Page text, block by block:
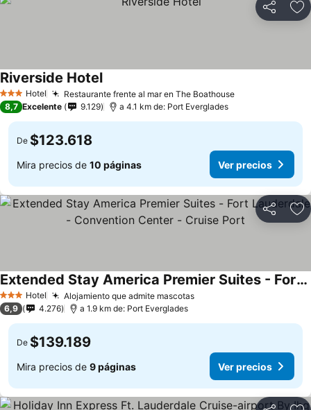
Compartir
3 Estrellas
Hotel Restaurante frente al mar en The Boathouse
Riverside Hotel
8,7 Excelente 9.129 a 4.1 km de: Port Everglades
De $123.618
Mira precios de 10 páginas Ver precios
Compartir
3 Estrellas
Hotel Alojamiento que admite mascotas
Extended Stay America Premier Suites - Fort Lauderdale - Convention Center - Cruise Port
6,9 4.276 a 1.9 km de: Port Everglades
De $139.189
Mira precios de 9 páginas Ver precios